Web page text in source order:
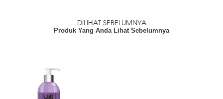
DILIHAT SEBELUMNYA
Produk Yang Anda Lihat Sebelumnya